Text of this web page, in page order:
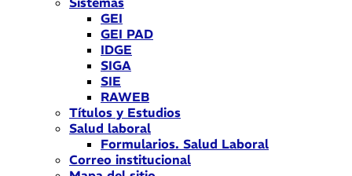
GEI
GEI PAD
IDGE
SIGA
SIE
RAWEB
Títulos y Estudios
Salud laboral
Formularios. Salud Laboral
Correo institucional